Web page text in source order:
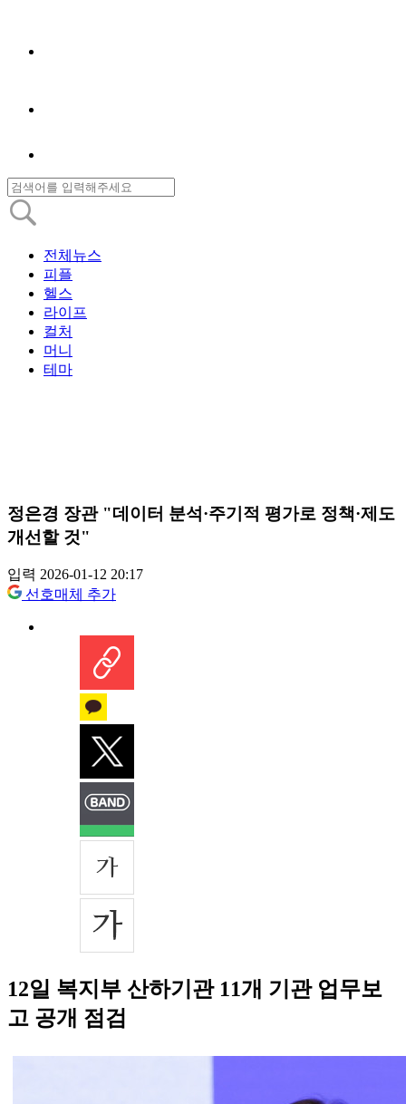
전체뉴스
피플
헬스
라이프
컬처
머니
테마
정은경 장관 "데이터 분석·주기적 평가로 정책·제도
개선할 것"
입력 2026-01-12 20:17
선호매체 추가
12일 복지부 산하기관 11개 기관 업무보
고 공개 점검